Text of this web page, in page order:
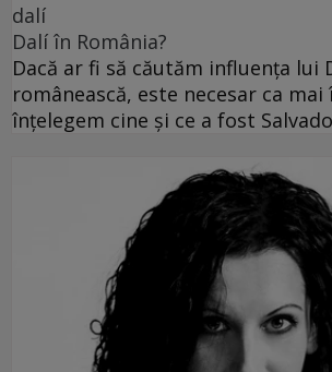
dalí
Dalí în România?
Dacă ar fi să căutăm influența lui
românească, este necesar ca
înțelegem cine și ce a fost